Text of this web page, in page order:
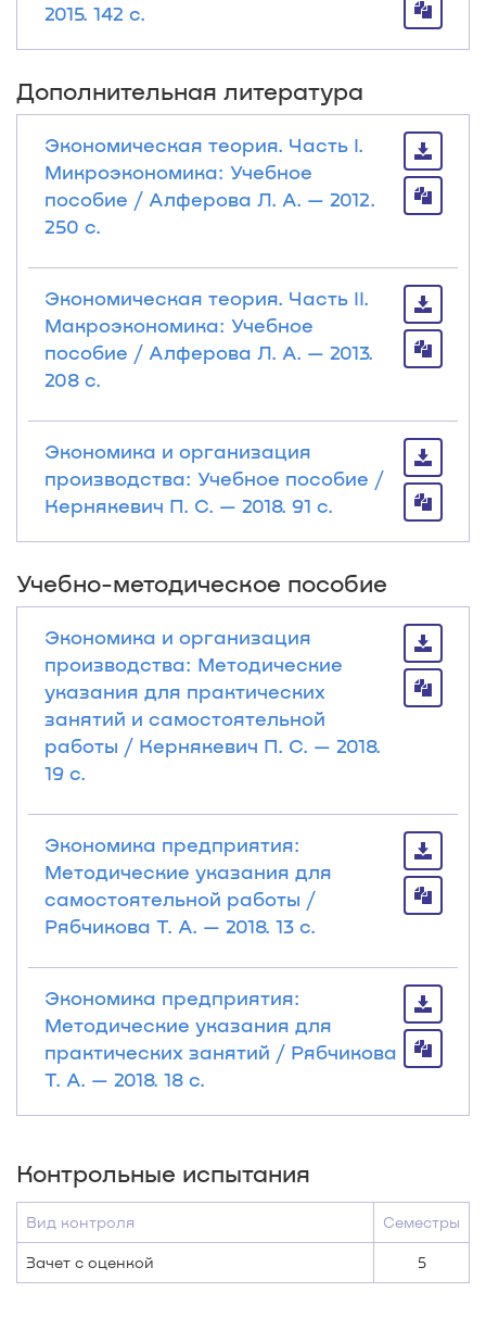
2015. 142 с.
Дополнительная литература
Экономическая теория. Часть I.
Микроэкономика: Учебное
пособие / Алферова Л. А. — 2012.
250 с.
Экономическая теория. Часть II.
Макроэкономика: Учебное
пособие / Алферова Л. А. — 2013.
208 с.
Экономика и организация
производства: Учебное пособие /
Кернякевич П. С. — 2018. 91 с.
Учебно-методическое пособие
Экономика и организация
производства: Методические
указания для практических
занятий и самостоятельной
работы / Кернякевич П. С. — 2018.
19 с.
Экономика предприятия:
Методические указания для
самостоятельной работы /
Рябчикова Т. А. — 2018. 13 с.
Экономика предприятия:
Методические указания для
практических занятий / Рябчикова
Т. А. — 2018. 18 с.
Контрольные испытания
Вид контроля Семестры
Зачет с оценкой 5